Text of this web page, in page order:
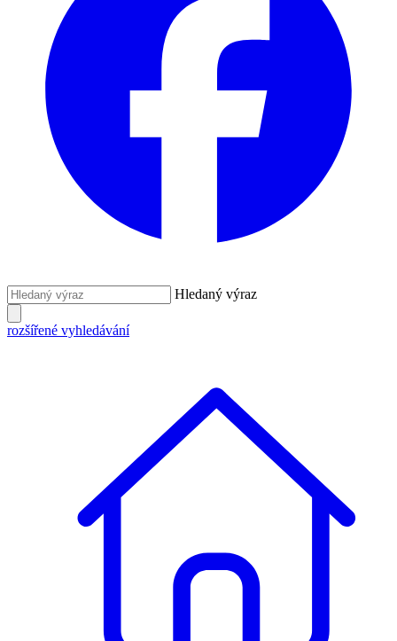
Hledaný výraz
rozšířené vyhledávání